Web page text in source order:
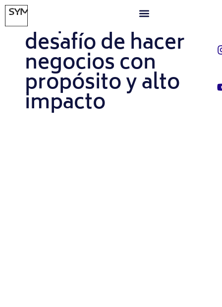
MARZO 28, 2025
Empresas B: el
desafío de hacer
negocios con
propósito y alto
impacto